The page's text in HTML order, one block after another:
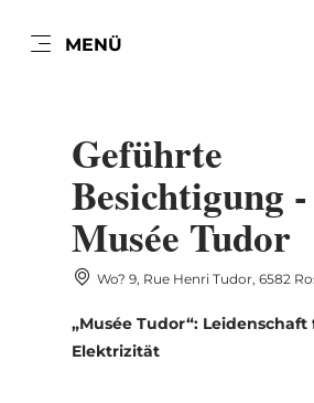
MENÜ
DE
Geführte
Besichtigung -
Musée Tudor
Wo? 9, Rue Henri Tudor, 6582
„Musée Tudor“: Leidenschaft
Elektrizität